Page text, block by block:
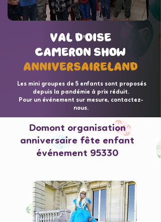
val d'oise
Cameron Show
AnniversaireLand
val d'oise
Cameron Show
AnniversaireLand
Les mini groupes de 5 enfants sont proposés
depuis la pandémie à prix réduit.
Pour un événement sur mesure, contactez-
nous.
Domont organisation
anniversaire fête enfant
événement 95330